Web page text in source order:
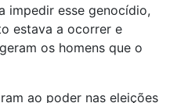
impedir esse genocídio,
estava a ocorrer e
os homens que o
ao poder nas eleições